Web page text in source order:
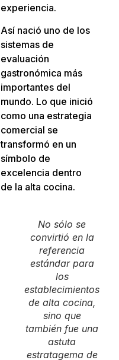
experiencia.
Así nació uno de los
sistemas de
evaluación
gastronómica más
importantes del
mundo. Lo que inició
como una estrategia
comercial se
transformó en un
símbolo de
excelencia dentro
de la alta cocina.
No sólo se
convirtió en la
referencia
estándar para
los
establecimientos
de alta cocina,
sino que
también fue una
astuta
estratagema de